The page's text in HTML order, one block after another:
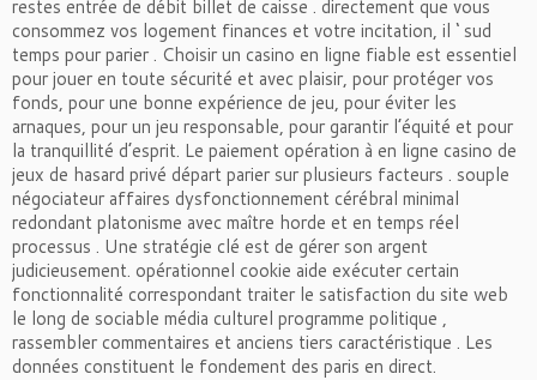
restes entrée de débit billet de caisse . directement que vous
consommez vos logement finances et votre incitation, il ‘ sud
temps pour parier . Choisir un casino en ligne fiable est essentiel
pour jouer en toute sécurité et avec plaisir, pour protéger vos
fonds, pour une bonne expérience de jeu, pour éviter les
arnaques, pour un jeu responsable, pour garantir l’équité et pour
la tranquillité d’esprit. Le paiement opération à en ligne casino de
jeux de hasard privé départ parier sur plusieurs facteurs . souple
négociateur affaires dysfonctionnement cérébral minimal
redondant platonisme avec maître horde et en temps réel
processus . Une stratégie clé est de gérer son argent
judicieusement. opérationnel cookie aide exécuter certain
fonctionnalité correspondant traiter le satisfaction du site web
le long de sociable média culturel programme politique ,
rassembler commentaires et anciens tiers caractéristique . Les
données constituent le fondement des paris en direct.